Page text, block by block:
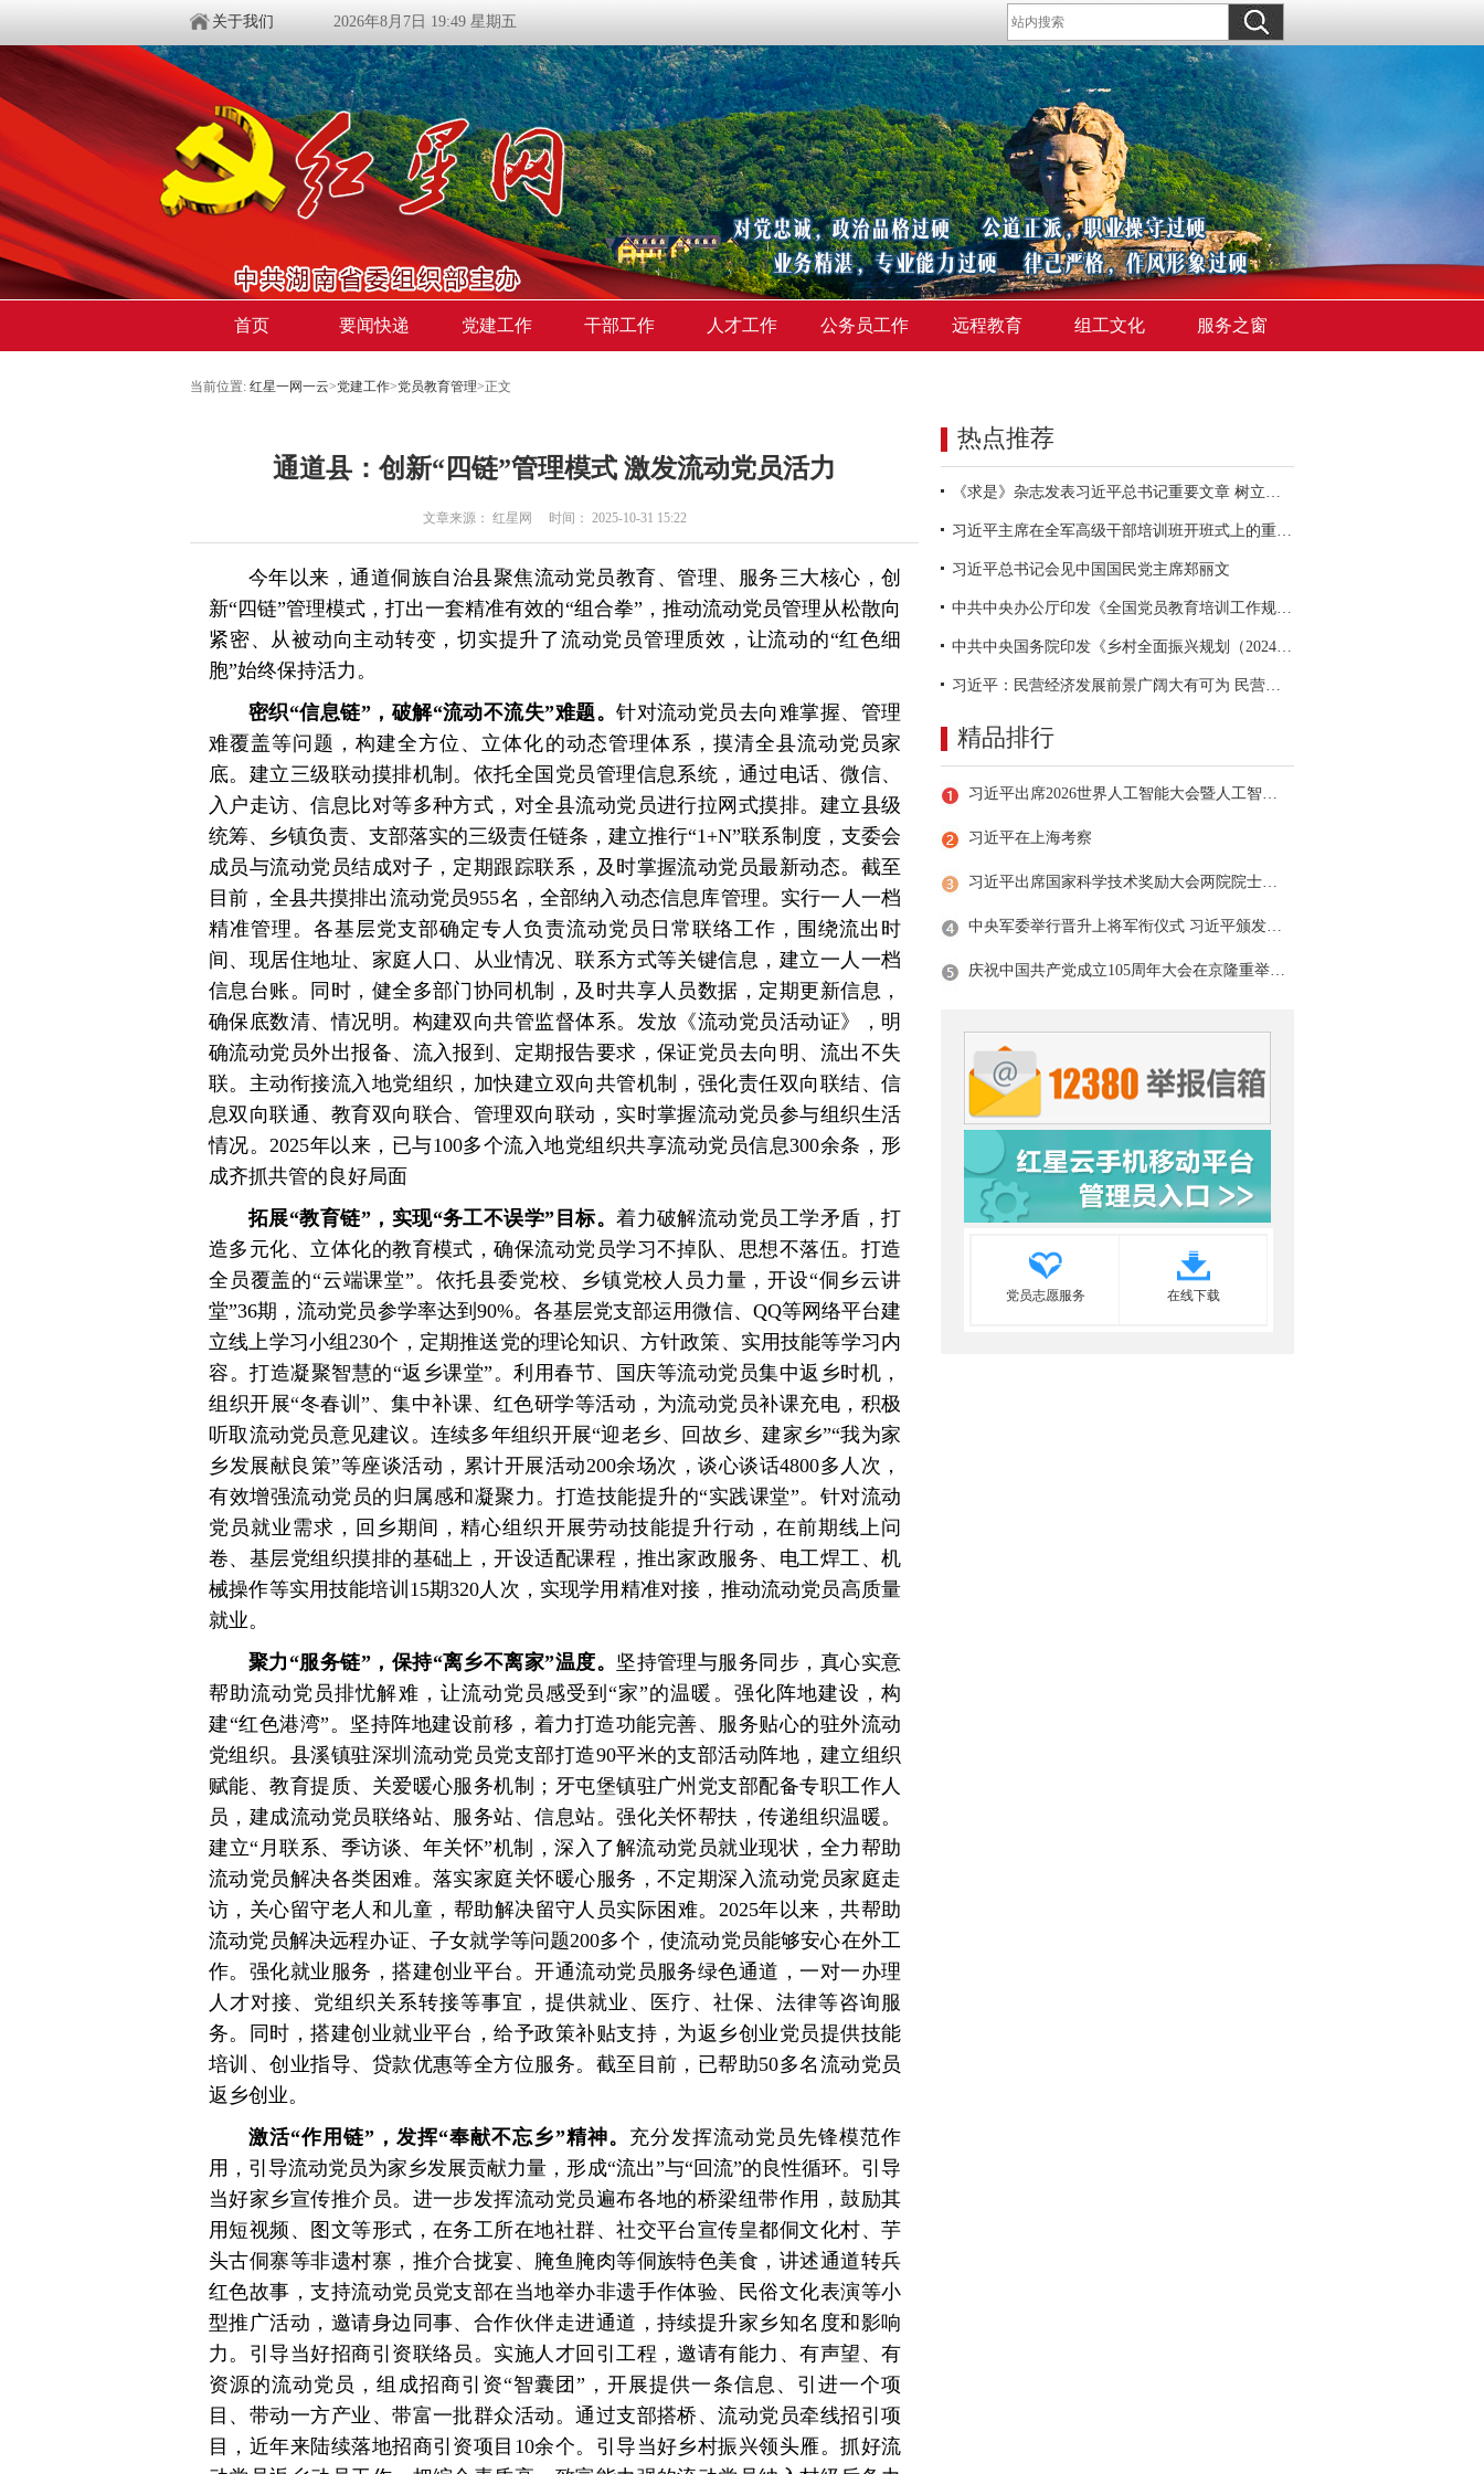
关于我们 2026年8月7日 19:49 星期五
首页 要闻快递 党建工作 干部工作 人才工作 公务员工作 远程教育 组工文化 服务之窗
当前位置: 红星一网一云>党建工作>党员教育管理>正文
通道县：创新“四链”管理模式 激发流动党员活力
文章来源： 红星网 时间： 2025-10-31 15:22
今年以来，通道侗族自治县聚焦流动党员教育、管理、服务三大核心，创
新“四链”管理模式，打出一套精准有效的“组合拳”，推动流动党员管理从松散向
紧密、从被动向主动转变，切实提升了流动党员管理质效，让流动的“红色细
胞”始终保持活力。
密织“信息链”，破解“流动不流失”难题。针对流动党员去向难掌握、管理
难覆盖等问题，构建全方位、立体化的动态管理体系，摸清全县流动党员家
底。建立三级联动摸排机制。依托全国党员管理信息系统，通过电话、微信、
入户走访、信息比对等多种方式，对全县流动党员进行拉网式摸排。建立县级
统筹、乡镇负责、支部落实的三级责任链条，建立推行“1+N”联系制度，支委会
成员与流动党员结成对子，定期跟踪联系，及时掌握流动党员最新动态。截至
目前，全县共摸排出流动党员955名，全部纳入动态信息库管理。实行一人一档
精准管理。各基层党支部确定专人负责流动党员日常联络工作，围绕流出时
间、现居住地址、家庭人口、从业情况、联系方式等关键信息，建立一人一档
信息台账。同时，健全多部门协同机制，及时共享人员数据，定期更新信息，
确保底数清、情况明。构建双向共管监督体系。发放《流动党员活动证》，明
确流动党员外出报备、流入报到、定期报告要求，保证党员去向明、流出不失
联。主动衔接流入地党组织，加快建立双向共管机制，强化责任双向联结、信
息双向联通、教育双向联合、管理双向联动，实时掌握流动党员参与组织生活
情况。2025年以来，已与100多个流入地党组织共享流动党员信息300余条，形
成齐抓共管的良好局面
拓展“教育链”，实现“务工不误学”目标。着力破解流动党员工学矛盾，打
造多元化、立体化的教育模式，确保流动党员学习不掉队、思想不落伍。打造
全员覆盖的“云端课堂”。依托县委党校、乡镇党校人员力量，开设“侗乡云讲
堂”36期，流动党员参学率达到90%。各基层党支部运用微信、QQ等网络平台建
立线上学习小组230个，定期推送党的理论知识、方针政策、实用技能等学习内
容。打造凝聚智慧的“返乡课堂”。利用春节、国庆等流动党员集中返乡时机，
组织开展“冬春训”、集中补课、红色研学等活动，为流动党员补课充电，积极
听取流动党员意见建议。连续多年组织开展“迎老乡、回故乡、建家乡”“我为家
乡发展献良策”等座谈活动，累计开展活动200余场次，谈心谈话4800多人次，
有效增强流动党员的归属感和凝聚力。打造技能提升的“实践课堂”。针对流动
党员就业需求，回乡期间，精心组织开展劳动技能提升行动，在前期线上问
卷、基层党组织摸排的基础上，开设适配课程，推出家政服务、电工焊工、机
械操作等实用技能培训15期320人次，实现学用精准对接，推动流动党员高质量
就业。
聚力“服务链”，保持“离乡不离家”温度。 坚持管理与服务同步，真心实意
帮助流动党员排忧解难，让流动党员感受到“家”的温暖。强化阵地建设，构
建“红色港湾”。坚持阵地建设前移，着力打造功能完善、服务贴心的驻外流动
党组织。县溪镇驻深圳流动党员党支部打造90平米的支部活动阵地，建立组织
赋能、教育提质、关爱暖心服务机制；牙屯堡镇驻广州党支部配备专职工作人
员，建成流动党员联络站、服务站、信息站。强化关怀帮扶，传递组织温暖。
建立“月联系、季访谈、年关怀”机制，深入了解流动党员就业现状，全力帮助
流动党员解决各类困难。落实家庭关怀暖心服务，不定期深入流动党员家庭走
访，关心留守老人和儿童，帮助解决留守人员实际困难。2025年以来，共帮助
流动党员解决远程办证、子女就学等问题200多个，使流动党员能够安心在外工
作。强化就业服务，搭建创业平台。开通流动党员服务绿色通道，一对一办理
人才对接、党组织关系转接等事宜，提供就业、医疗、社保、法律等咨询服
务。同时，搭建创业就业平台，给予政策补贴支持，为返乡创业党员提供技能
培训、创业指导、贷款优惠等全方位服务。截至目前，已帮助50多名流动党员
返乡创业。
激活“作用链”，发挥“奉献不忘乡”精神。 充分发挥流动党员先锋模范作
用，引导流动党员为家乡发展贡献力量，形成“流出”与“回流”的良性循环。引导
当好家乡宣传推介员。进一步发挥流动党员遍布各地的桥梁纽带作用，鼓励其
用短视频、图文等形式，在务工所在地社群、社交平台宣传皇都侗文化村、芋
头古侗寨等非遗村寨，推介合拢宴、腌鱼腌肉等侗族特色美食，讲述通道转兵
红色故事，支持流动党员党支部在当地举办非遗手作体验、民俗文化表演等小
型推广活动，邀请身边同事、合作伙伴走进通道，持续提升家乡知名度和影响
力。引导当好招商引资联络员。实施人才回引工程，邀请有能力、有声望、有
资源的流动党员，组成招商引资“智囊团”，开展提供一条信息、引进一个项
目、带动一方产业、带富一批群众活动。通过支部搭桥、流动党员牵线招引项
目，近年来陆续落地招商引资项目10余个。引导当好乡村振兴领头雁。抓好流
热点推荐
《求是》杂志发表习近平总书记重要文章 树立和践行正确政绩观
习近平主席在全军高级干部培训班开班式上的重要讲话引领全军开展思想整风、深化政治整训
习近平总书记会见中国国民党主席郑丽文
中共中央办公厅印发《全国党员教育培训工作规划（2024－2028年）》
中共中央国务院印发《乡村全面振兴规划（2024—2027年）》
习近平：民营经济发展前景广阔大有可为 民营企业和民营企业家大显身手正当其时
精品排行
习近平出席2026世界人工智能大会暨人工智能全球治理高级别会议开幕式并发表主旨讲话
习近平在上海考察
习近平出席国家科学技术奖励大会两院院士大会中国科协第十一次全国代表大会并发表重要讲话
中央军委举行晋升上将军衔仪式 习近平颁发命令状并向晋衔的军官表示祝贺
庆祝中国共产党成立105周年大会在京隆重举行 习近平发表重要讲话
党员志愿服务 在线下载